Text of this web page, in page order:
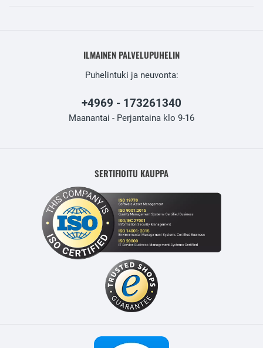
ILMAINEN PALVELUPUHELIN
Puhelintuki ja neuvonta:
+4969 - 173261340
Maanantai - Perjantaina klo 9-16
SERTIFIOITU KAUPPA